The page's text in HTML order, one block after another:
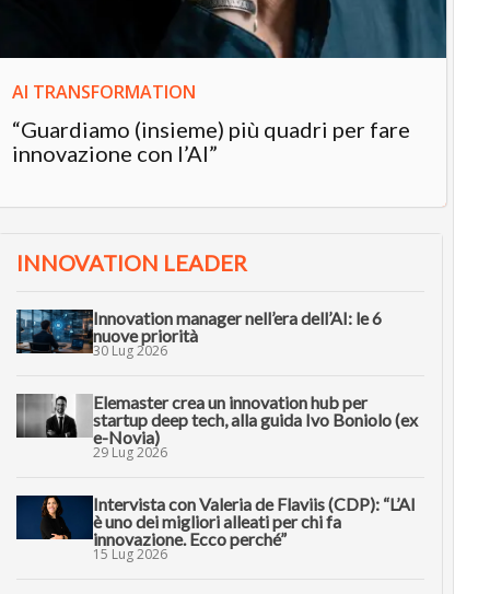
AI TRANSFORMATION
“Guardiamo (insieme) più quadri per fare
innovazione con l’AI”
INNOVATION LEADER
Innovation manager nell’era dell’AI: le 6
nuove priorità
30 Lug 2026
Elemaster crea un innovation hub per
startup deep tech, alla guida Ivo Boniolo (ex
e-Novia)
29 Lug 2026
Intervista con Valeria de Flaviis (CDP): “L’AI
è uno dei migliori alleati per chi fa
innovazione. Ecco perché”
15 Lug 2026